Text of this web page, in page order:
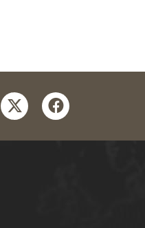
twitterfacebook